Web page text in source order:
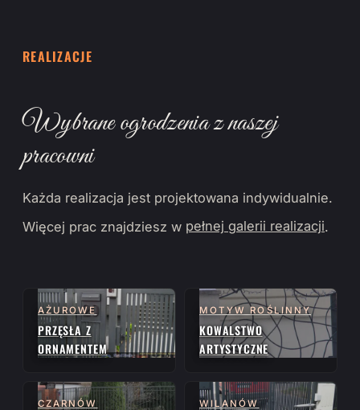
REALIZACJE
Wybrane ogrodzenia z naszej
pracowni
Każda realizacja jest projektowana indywidualnie.
Więcej prac znajdziesz w pełnej galerii realizacji.
AŻUROWE
PRZĘSŁA Z
ORNAMENTEM
MOTYW ROŚLINNY
KOWALSTWO
ARTYSTYCZNE
CZARNÓW WILANÓW